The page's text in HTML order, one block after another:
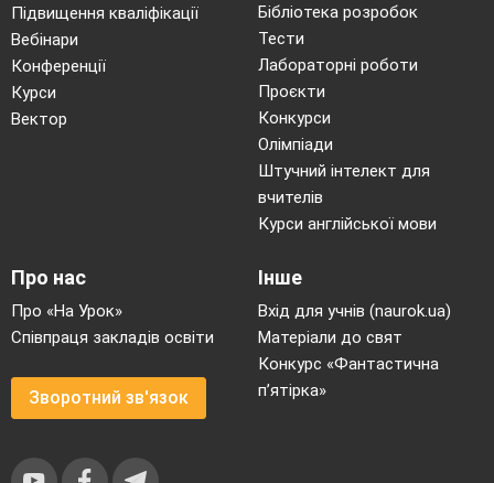
Підвищення кваліфікації
Вебінари
Конференції
Курси
Вектор
Бібліотека розробок
Тести
Лабораторні роботи
Проєкти
Конкурси
Олімпіади
Штучний інтелект для
вчителів
Курси англійської мови
Про нас
Про «На Урок»
Співпраця закладів освіти
Зворотний зв'язок
Інше
Вхід для учнів (naurok.ua)
Матеріали до свят
Конкурс «Фантастична
п’ятірка»